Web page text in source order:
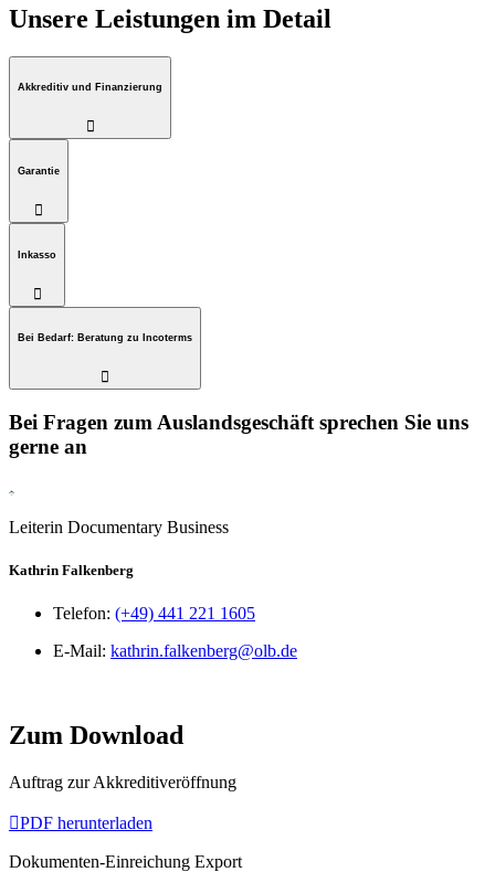
Unsere Leistungen im Detail
Akkreditiv und Finanzierung

Garantie

Inkasso

Bei Bedarf: Beratung zu Incoterms

Bei Fragen zum Auslandsgeschäft sprechen Sie uns
gerne an
Leiterin Documentary Business
Kathrin Falkenberg
Telefon: (+49) 441 221 1605
E-Mail: kathrin.falkenberg@olb.de
Zum Download
Auftrag zur Akkreditiveröffnung
PDF herunterladen
Dokumenten-Einreichung Export